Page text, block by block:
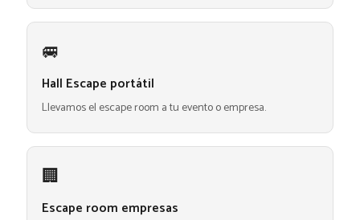
🚐
Hall Escape portátil
Llevamos el escape room a tu evento o empresa.
🏢
Escape room empresas